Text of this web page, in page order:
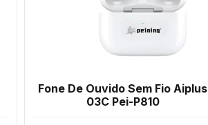
Fone De Ouvido Sem Fio Aiplus
03C Pei-P810